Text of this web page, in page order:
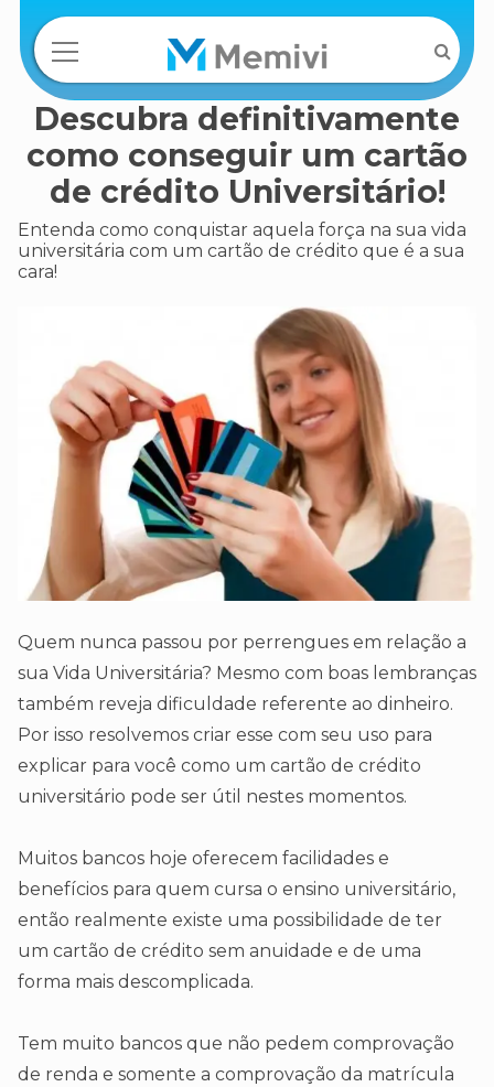
Descubra definitivamente
como conseguir um cartão
de crédito Universitário!
Entenda como conquistar aquela força na sua vida
universitária com um cartão de crédito que é a sua
cara!
Quem nunca passou por perrengues em relação a
sua Vida Universitária? Mesmo com boas lembranças
também reveja dificuldade referente ao dinheiro.
Por isso resolvemos criar esse com seu uso para
explicar para você como um cartão de crédito
universitário pode ser útil nestes momentos.
Muitos bancos hoje oferecem facilidades e
benefícios para quem cursa o ensino universitário,
então realmente existe uma possibilidade de ter
um cartão de crédito sem anuidade e de uma
forma mais descomplicada.
Tem muito bancos que não pedem comprovação
de renda e somente a comprovação da matrícula